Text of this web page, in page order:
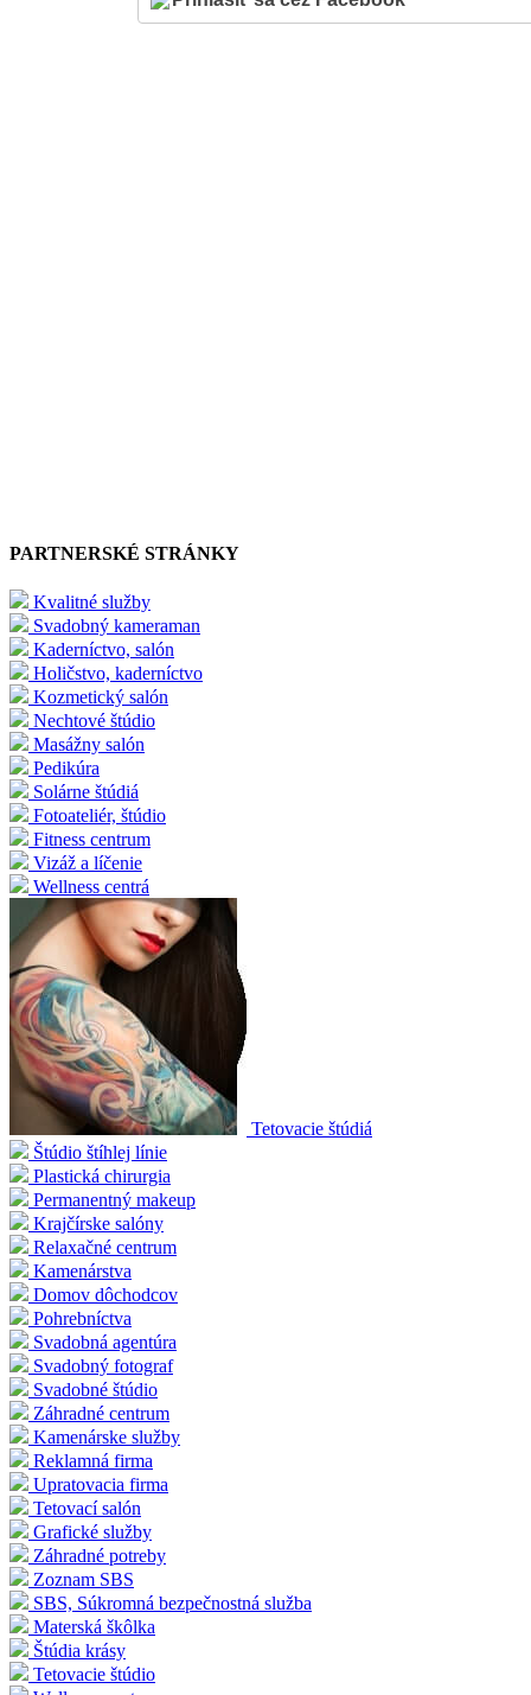
PARTNERSKÉ STRÁNKY
Kvalitné služby
Svadobný kameraman
Kaderníctvo, salón
Holičstvo, kaderníctvo
Kozmetický salón
Nechtové štúdio
Masážny salón
Pedikúra
Solárne štúdiá
Fotoateliér, štúdio
Fitness centrum
Vizáž a líčenie
Wellness centrá
Tetovacie štúdiá
Štúdio štíhlej línie
Plastická chirurgia
Permanentný makeup
Krajčírske salóny
Relaxačné centrum
Kamenárstva
Domov dôchodcov
Pohrebníctva
Svadobná agentúra
Svadobný fotograf
Svadobné štúdio
Záhradné centrum
Kamenárske služby
Reklamná firma
Upratovacia firma
Tetovací salón
Grafické služby
Záhradné potreby
Zoznam SBS
SBS, Súkromná bezpečnostná služba
Materská škôlka
Štúdia krásy
Tetovacie štúdio